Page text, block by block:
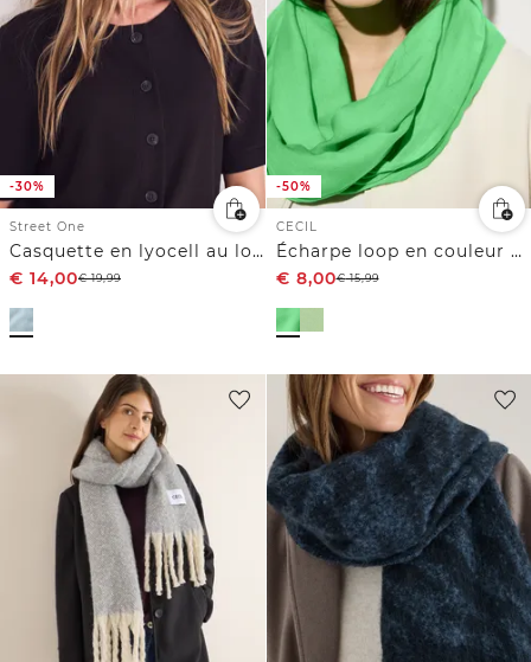
-30%
Street One
Casquette en lyocell au look délavé
€ 14,00€19,99
-50%
CECIL
Écharpe loop en couleur unie
€ 8,00€15,99